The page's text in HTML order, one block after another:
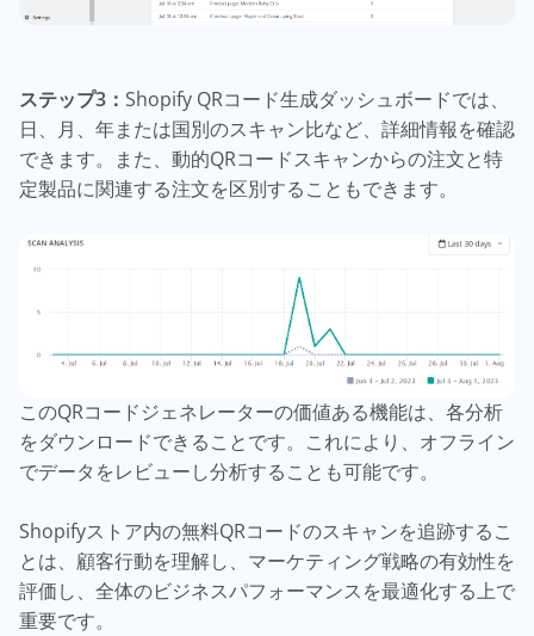
ステップ3： Shopify QRコード生成ダッシュボードでは、
日、月、年または国別のスキャン比など、詳細情報を確認
できます。また、動的QRコードスキャンからの注文と特
定製品に関連する注文を区別することもできます。
このQRコードジェネレーターの価値ある機能は、各分析
をダウンロードできることです。これにより、オフライン
でデータをレビューし分析することも可能です。
Shopifyストア内の無料QRコードのスキャンを追跡するこ
とは、顧客行動を理解し、マーケティング戦略の有効性を
評価し、全体のビジネスパフォーマンスを最適化する上で
重要です。